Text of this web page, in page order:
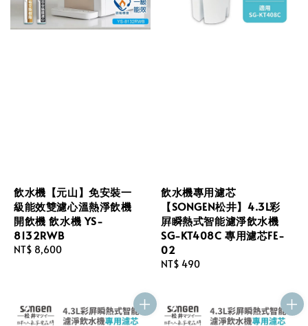
飲水機【元山】免安裝一
級能效雙濾心溫熱淨飲機
開飲機 飲水機 YS-
8132RWB
Regular
NT$ 8,600
飲水機專用濾芯
【SONGEN松井】4.3L彩
屛瞬熱式智能濾淨飲水機
SG-KT408C 專用濾芯FE-
02
Regular
NT$ 490